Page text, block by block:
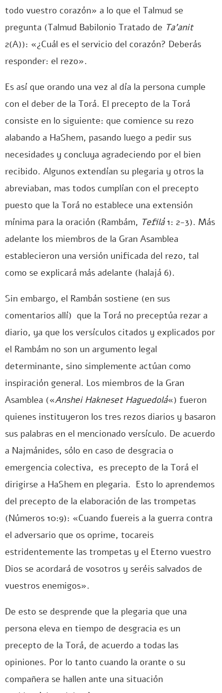
todo vuestro corazón» a lo que el Talmud se
pregunta (Talmud Babilonio Tratado de Ta’anit
2(A)): «¿Cuál es el servicio del corazón? Deberás
responder: el rezo».
Es así que orando una vez al día la persona cumple
con el deber de la Torá. El precepto de la Torá
consiste en lo siguiente: que comience su rezo
alabando a HaShem, pasando luego a pedir sus
necesidades y concluya agradeciendo por el bien
recibido. Algunos extendían su plegaria y otros la
abreviaban, mas todos cumplían con el precepto
puesto que la Torá no establece una extensión
mínima para la oración (Rambám, Tefilá1: 2-3). Más
adelante los miembros de la Gran Asamblea
establecieron una versión unificada del rezo, tal
como se explicará más adelante (halajá 6).
Sin embargo, el Rambán sostiene (en sus
comentarios allí) que la Torá no preceptúa rezar a
diario, ya que los versículos citados y explicados por
el Rambám no son un argumento legal
determinante, sino simplemente actúan como
inspiración general. Los miembros de la Gran
Asamblea («Anshei Hakneset Haguedolá«) fueron
quienes instituyeron los tres rezos diarios y basaron
sus palabras en el mencionado versículo. De acuerdo
a Najmánides, sólo en caso de desgracia o
emergencia colectiva, es precepto de la Torá el
dirigirse a HaShem en plegaria. Esto lo aprendemos
del precepto de la elaboración de las trompetas
(Números 10:9): «Cuando fuereis a la guerra contra
el adversario que os oprime, tocareis
estridentemente las trompetas y el Eterno vuestro
Dios se acordará de vosotros y seréis salvados de
vuestros enemigos».
De esto se desprende que la plegaria que una
persona eleva en tiempo de desgracia es un
precepto de la Torá, de acuerdo a todas las
opiniones. Por lo tanto cuando la orante o su
compañera se hallen ante una situación